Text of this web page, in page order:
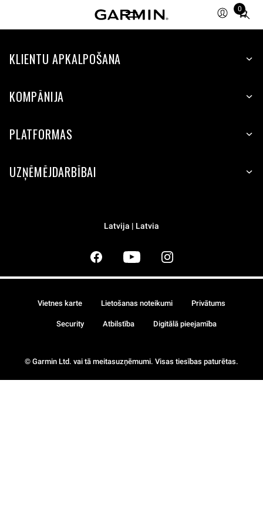
0
Total
items
cart:
KLIENTU APKALPOŠANA
KOMPĀNIJA
PLATFORMAS
UZŅĒMĒJDARBĪBAI
Latvija | Latvia
© Garmin Ltd. vai tā meitasuzņēmumi. Visas tiesības paturētas.
Vietnes karte Lietošanas noteikumi Privātums
Security Atbilstība Digitālā pieejamība